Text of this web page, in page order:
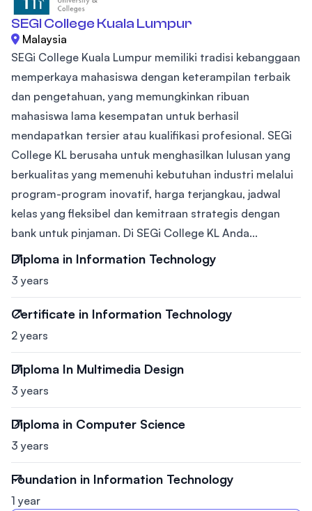
SEGI College Kuala Lumpur
Malaysia
SEGi College Kuala Lumpur memiliki tradisi kebanggaan
memperkaya mahasiswa dengan keterampilan terbaik
dan pengetahuan, yang memungkinkan ribuan
mahasiswa lama kesempatan untuk berhasil
mendapatkan tersier atau kualifikasi profesional. SEGi
College KL berusaha untuk menghasilkan lulusan yang
berkualitas yang memenuhi kebutuhan industri melalui
program-program inovatif, harga terjangkau, jadwal
kelas yang fleksibel dan kemitraan strategis dengan
bank untuk pinjaman. Di SEGi College KL Anda...
Diploma in Information Technology
3 years
Certificate in Information Technology
2 years
Diploma In Multimedia Design
3 years
Diploma in Computer Science
3 years
Foundation in Information Technology
1 year